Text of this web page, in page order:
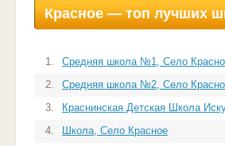
Красное — топ лучших
1.
Средняя школа №1, Село
2.
Средняя школа №2, Село
3.
Краснинская Детская Школа
4.
Школа, Село Красное